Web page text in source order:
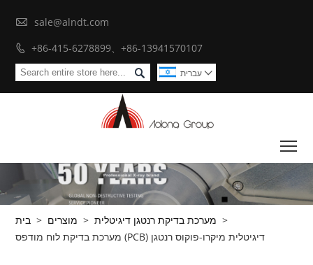
 sale@alndt.com
 +86-415-6278899、+86-13941570107
 עברית 
בית > מוצרים > מערכת בדיקת רנטגן דיגיטלית >
מערכת בדיקת לוח מודפס (PCB) דיגיטלית מיקרו-פוקוס רנטגן